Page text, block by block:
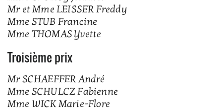
Mr et Mme LEISSER Freddy
Mme STUB Francine
Mme THOMAS Yvette
Troisième prix
Mr SCHAEFFER André
Mme SCHULCZ Fabienne
Mme WICK Marie-Flore